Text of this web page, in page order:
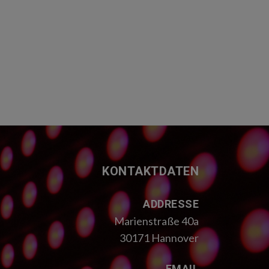
KONTAKTDATEN
ADDRESSE
Marienstraße 40a
30171 Hannover